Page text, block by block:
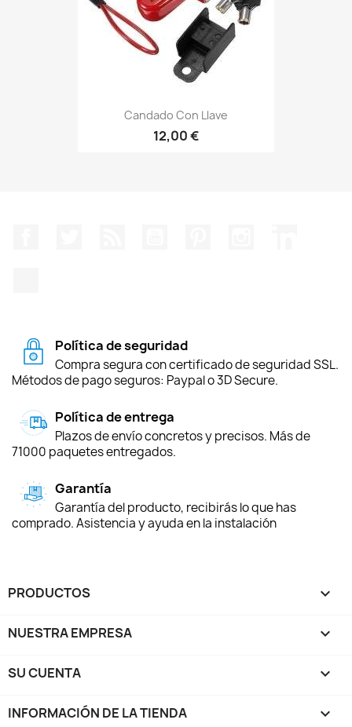
Candado Con Llave
12,00 €
Política de seguridad
Compra segura con certificado de seguridad SSL.
Métodos de pago seguros: Paypal o 3D Secure.
Política de entrega
Plazos de envío concretos y precisos. Más de
71000 paquetes entregados.
Garantía
Garantía del producto, recibirás lo que has
comprado. Asistencia y ayuda en la instalación
PRODUCTOS 
NUESTRA EMPRESA 
SU CUENTA 
INFORMACIÓN DE LA TIENDA keyboard_arrow_down